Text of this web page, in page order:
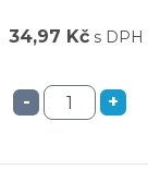
34,97 Kč s DPH
- +